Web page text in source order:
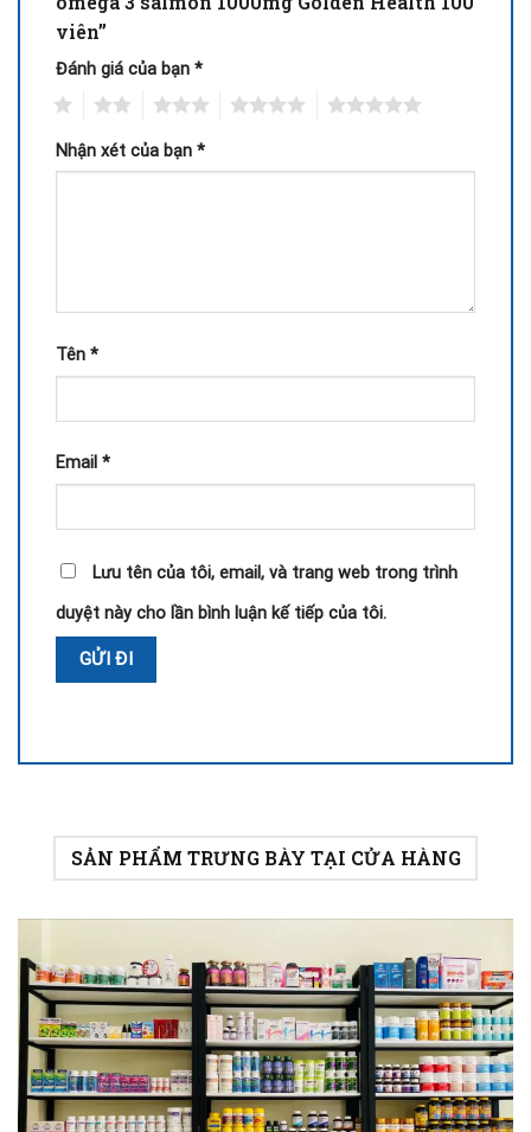
viên”
Đánh giá của bạn *
Nhận xét của bạn *
Tên *
Email *
Lưu tên của tôi, email, và trang web trong trình
duyệt này cho lần bình luận kế tiếp của tôi.
SẢN PHẨM TRƯNG BÀY TẠI CỬA HÀNG